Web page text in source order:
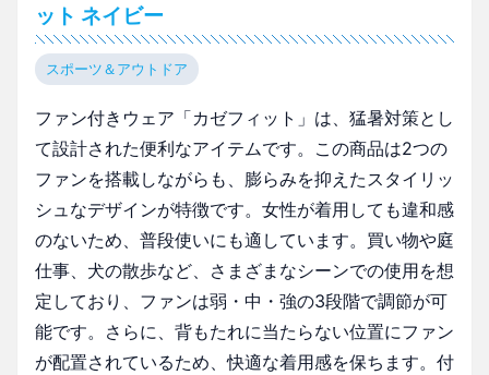
ット ネイビー
スポーツ＆アウトドア
ファン付きウェア「カゼフィット」は、猛暑対策とし
て設計された便利なアイテムです。この商品は2つの
ファンを搭載しながらも、膨らみを抑えたスタイリッ
シュなデザインが特徴です。女性が着用しても違和感
のないため、普段使いにも適しています。買い物や庭
仕事、犬の散歩など、さまざまなシーンでの使用を想
定しており、ファンは弱・中・強の3段階で調節が可
能です。さらに、背もたれに当たらない位置にファン
が配置されているため、快適な着用感を保ちます。付